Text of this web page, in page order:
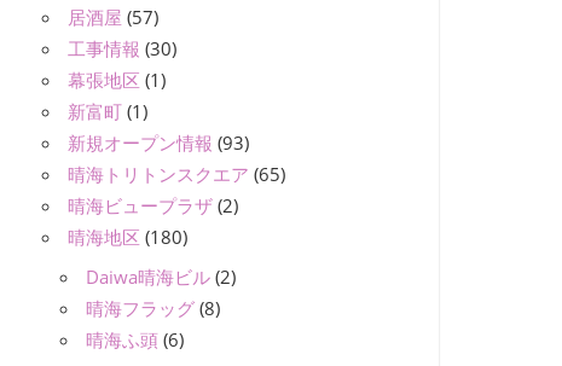
居酒屋 (57)
工事情報 (30)
幕張地区 (1)
新富町 (1)
新規オープン情報 (93)
晴海トリトンスクエア (65)
晴海ビュープラザ (2)
晴海地区 (180)
Daiwa晴海ビル (2)
晴海フラッグ (8)
晴海ふ頭 (6)